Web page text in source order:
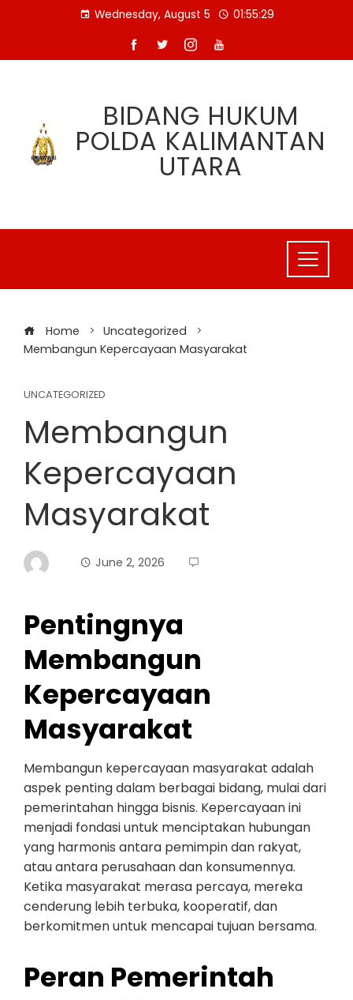
Wednesday, August 5 01:55:29
BIDANG HUKUM
POLDA KALIMANTAN
UTARA
Home
Uncategorized
Membangun Kepercayaan Masyarakat
UNCATEGORIZED
Membangun
Kepercayaan
Masyarakat
June 2, 2026
Pentingnya
Membangun
Kepercayaan
Masyarakat
Membangun kepercayaan masyarakat adalah
aspek penting dalam berbagai bidang, mulai dari
pemerintahan hingga bisnis. Kepercayaan ini
menjadi fondasi untuk menciptakan hubungan
yang harmonis antara pemimpin dan rakyat,
atau antara perusahaan dan konsumennya.
Ketika masyarakat merasa percaya, mereka
cenderung lebih terbuka, kooperatif, dan
berkomitmen untuk mencapai tujuan bersama.
Peran Pemerintah